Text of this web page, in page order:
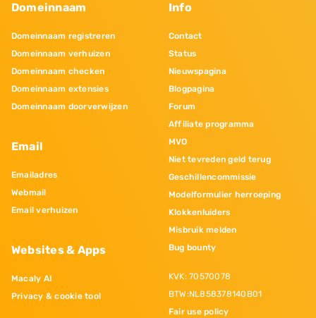
Domeinnaam
Domeinnaam registreren
Domeinnaam verhuizen
Domeinnaam checken
Domeinnaam extensies
Domeinnaam doorverwijzen
Email
Emailadres
Webmail
Email verhuizen
Websites & Apps
Macaly AI
Privacy & cookie tool
Info
Contact
Status
Nieuwspagina
Blogpagina
Forum
Affiliate programma
MVO
Niet tevreden geld terug
Geschillencommissie
Modelformulier herroeping
Klokkenluiders
Misbruik melden
Bug bounty
KVK: 70570078
BTW:NL858378140B01
Fair use policy